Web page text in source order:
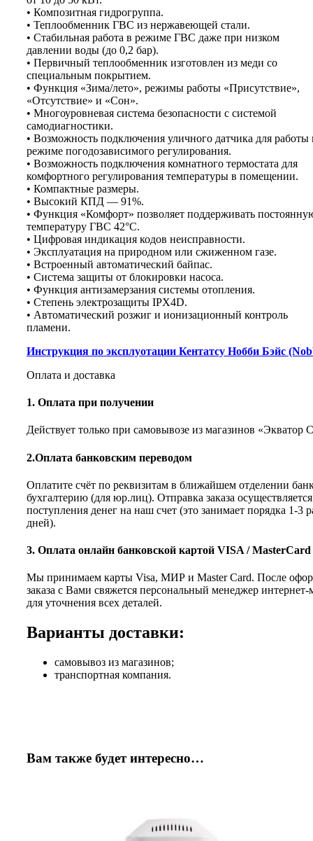
• Композитная гидрогруппа.
• Теплообменник ГВС из нержавеющей стали.
• Стабильная работа в режиме ГВС даже при низком
давлении воды (до 0,2 бар).
• Первичный теплообменник изготовлен из меди со
специальным покрытием.
• Функция «Зима/лето», режимы работы «Присутствие»,
«Отсутствие» и «Сон».
• Многоуровневая система безопасности с системой
самодиагностики.
• Возможность подключения уличного датчика для работы
режиме погодозависимого регулирования.
• Возможность подключения комнатного термостата для
комфортного регулирования температуры в помещении.
• Компактные размеры.
• Высокий КПД — 91%.
• Функция «Комфорт» позволяет поддерживать
температуру ГВС 42°C.
• Цифровая индикация кодов неисправности.
• Эксплуатация на природном или сжиженном газе.
• Встроенный автоматический байпас.
• Система защиты от блокировки насоса.
• Функция антизамерзания системы отопления.
• Степень электрозащиты IPX4D.
• Автоматический розжиг и ионизационный контроль
пламени.
Инструкция по эксплуотации Кентатсу Нобби Бэйс
Оплата и доставка
1. Оплата при получении
Действует только при самовывозе из магазинов «Экватор
2.Оплата банковским переводом
Оплатите счёт по реквизитам в ближайшем отделении
бухгалтерию (для юр.лиц). Отправка заказа
поступления денег на наш счет (это занимает порядка 1-3
дней).
3. Оплата онлайн банковской картой VISA / MasterCard
Мы принимаем карты Visa, МИР и Master Card. После
заказа с Вами свяжется персональный менеджер интернет-
для уточнения всех деталей.
Варианты доставки:
самовывоз из магазинов;
транспортная компания.
Вам также будет интересно…